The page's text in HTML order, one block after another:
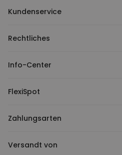
Kundenservice
Rechtliches
Info-Center
FlexiSpot
Zahlungsarten
Versandt von